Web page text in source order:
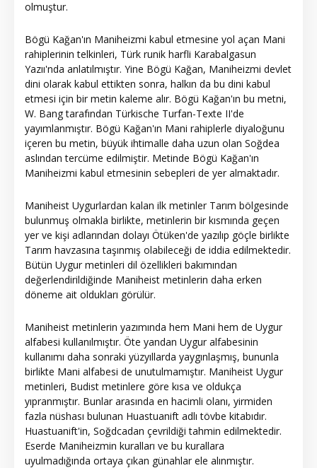
olmuştur.
Bögü Kağan'ın Maniheizmi kabul etmesine yol açan Mani
rahiplerinin telkinleri, Türk runik harfli Karabalgasun
Yazıı'nda anlatılmıştır. Yine Bögü Kağan, Maniheizmi devlet
dini olarak kabul ettikten sonra, halkın da bu dini kabul
etmesi için bir metin kaleme alır. Bögü Kağan'ın bu metni,
W. Bang tarafından Türkische Turfan-Texte II'de
yayımlanmıştır. Bögü Kağan'ın Mani rahiplerle diyaloğunu
içeren bu metin, büyük ihtimalle daha uzun olan Soğdea
aslından tercüme edilmiştir. Metinde Bögü Kağan'ın
Maniheizmi kabul etmesinin sebepleri de yer almaktadır.
Maniheist Uygurlardan kalan ilk metinler Tarım bölgesinde
bulunmuş olmakla birlikte, metinlerin bir kısmında geçen
yer ve kişi adlarından dolayı Ötüken'de yazılıp göçle birlikte
Tarım havzasına taşınmış olabileceği de iddia edilmektedir.
Bütün Uygur metinleri dil özellikleri bakımından
değerlendirildiğinde Maniheist metinlerin daha erken
döneme ait oldukları görülür.
Maniheist metinlerin yazımında hem Mani hem de Uygur
alfabesi kullanılmıştır. Öte yandan Uygur alfabesinin
kullanımı daha sonraki yüzyıllarda yaygınlaşmış, bununla
birlikte Mani alfabesi de unutulmamıştır. Maniheist Uygur
metinleri, Budist metinlere göre kısa ve oldukça
yıpranmıştır. Bunlar arasında en hacimli olanı, yirmiden
fazla nüshası bulunan Huastuanift adlı tövbe kitabıdır.
Huastuanift'in, Soğdcadan çevrildiği tahmin edilmektedir.
Eserde Maniheizmin kuralları ve bu kurallara
uyulmadığında ortaya çıkan günahlar ele alınmıştır.